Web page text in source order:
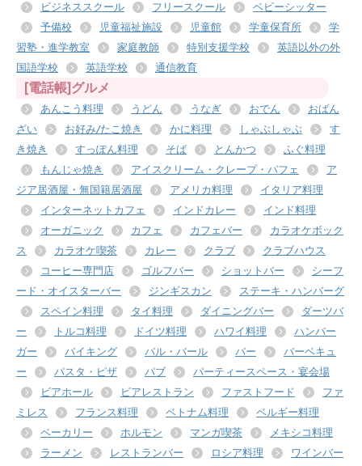
ビジネススクール フリースクール
ベビーシッター
予備校
児童福祉施設 児童館 学童保育所
学
習塾・進学教室
家庭教師 特別支援学校
英語以外の外
国語学校
英語学校 通信教育
[電話帳]グルメ
あんこう料理 うどん うなぎ おでん
おばん
ざい
お好み/たこ焼き かに料理 しゃぶしゃぶ
す
き焼き
すっぽん料理 そば とんかつ
ふぐ料理
もんじゃ焼き
アイスクリーム・クレープ・パフェ
ア
ジア居酒屋・無国籍居酒屋
アメリカ料理
イタリア料理
インターネットカフェ
インドカレー
インド料理
オーガニック
カフェ カフェバー
カラオケボック
ス
カラオケ喫茶 カレー クラブ
クラブハウス
コーヒー専門店
ゴルフバー ショットバー
シーフ
ード・オイスターバー
ジンギスカン
ステーキ・ハンバーグ
スペイン料理
タイ料理 ダイニングバー
ダーツバ
ー
トルコ料理 ドイツ料理 ハワイ料理
ハンバー
ガー
バイキング バル・バール バー
バーベキュ
ー
パスタ・ピザ パブ
パーティースペース・宴会場
ビアホール
ビアレストラン ファストフード
ファ
ミレス
フランス料理 ベトナム料理
ベルギー料理
ベーカリー
ホルモン マンガ喫茶
メキシコ料理
ラーメン
レストランバー ロシア料理
ワインバー